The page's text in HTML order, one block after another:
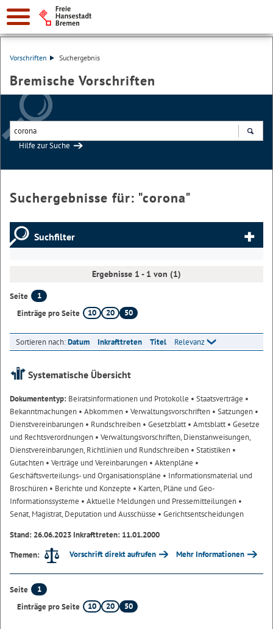
Vorschriften Suchergebnis
Bremische Vorschriften
Hilfe zur Suche
Suchergebnisse für: "corona"
Suchfilter
Ergebnisse 1 - 1 von (1)
Seite
1
Einträge pro Seite
10 20 50
Sortieren nach:Datum Inkrafttreten Titel Relevanz
Systematische Übersicht
Dokumententyp: Beiratsinformationen und Protokolle • Staatsverträge •
Bekanntmachungen • Abkommen • Verwaltungsvorschriften • Satzungen •
Dienstvereinbarungen • Rundschreiben • Gesetzblatt• Amtsblatt• Gesetze
und Rechtsverordnungen • Verwaltungsvorschriften, Dienstanweisungen,
Dienstvereinbarungen, Richtlinien und Rundschreiben • Statistiken •
Gutachten • Verträge und Vereinbarungen • Aktenpläne •
Geschäftsverteilungs- und Organisationspläne • Informationsmaterial und
Broschüren • Berichte und Konzepte • Karten, Pläne und Geo-
Informationssysteme • Aktuelle Meldungen und Pressemitteilungen •
Senat, Magistrat, Deputation und Ausschüsse • Gerichtsentscheidungen
Stand: 26.06.2023 Inkrafttreten: 11.01.2000
Themen:
Vorschrift direkt aufrufen Mehr Informationen
Seite
1
Einträge pro Seite
10 20 50